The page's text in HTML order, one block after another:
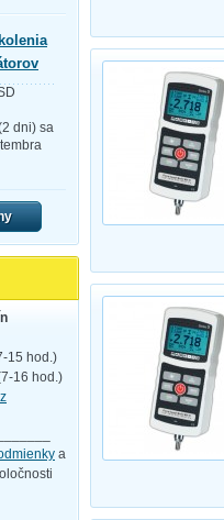
dni) sa
15 hod.)
16 hod.)
a